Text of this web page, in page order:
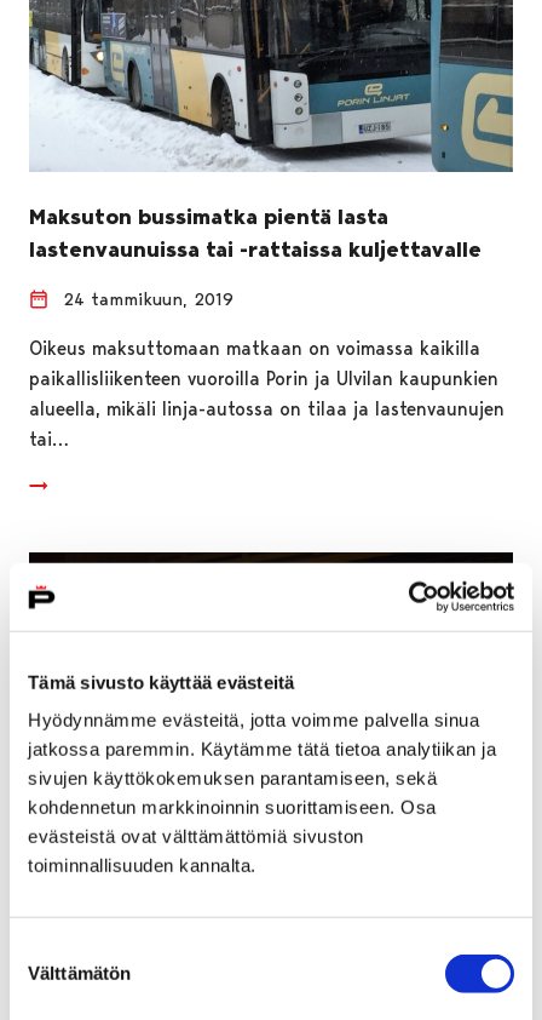
Tämä sivusto käyttää evästeitä
Hyödynnämme evästeitä, jotta voimme palvella sinua
jatkossa paremmin. Käytämme tätä tietoa analytiikan ja
sivujen käyttökokemuksen parantamiseen, sekä
kohdennetun markkinoinnin suorittamiseen. Osa
evästeistä ovat välttämättömiä sivuston
toiminnallisuuden kannalta.
valinta
Välttämätön
Maksuton bussimatka pientä lasta
lastenvaunuissa tai -rattaissa kuljettavalle
24 tammikuun, 2019
Oikeus maksuttomaan matkaan on voimassa kaikilla
paikallisliikenteen vuoroilla Porin ja Ulvilan kaupunkien
alueella, mikäli linja-autossa on tilaa ja lastenvaunujen
tai…
viikolla Pori Sinfoniettan vieraana
23 tammikuun, 2019